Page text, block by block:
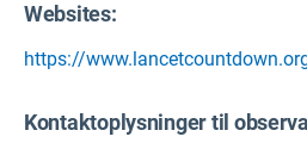
Websites:
https://
Kontaktoplysninger til